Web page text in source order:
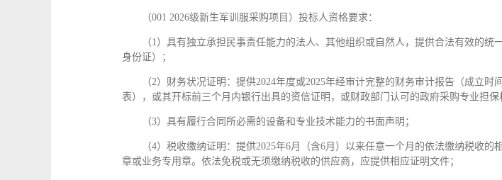
（001 2026级新生军训服采购项目）投标人资格要求：
（1）具有独立承担民事责任能力的法人、其他组织或自然人，提供合法有效的
身份证）；
（2）财务状况证明：提供2024年度或2025年经审计完整的财务审计报告（成立
表），或其开标前三个月内银行出具的资信证明，或财政部门认可的政府采购专业担保
（3）具有履行合同所必需的设备和专业技术能力的书面声明；
（4）税收缴纳证明：提供2025年6月（含6月）以来任意一个月的依法缴纳税收
章或业务专用章。依法免税或无须缴纳税收的供应商，应提供相应证明文件；